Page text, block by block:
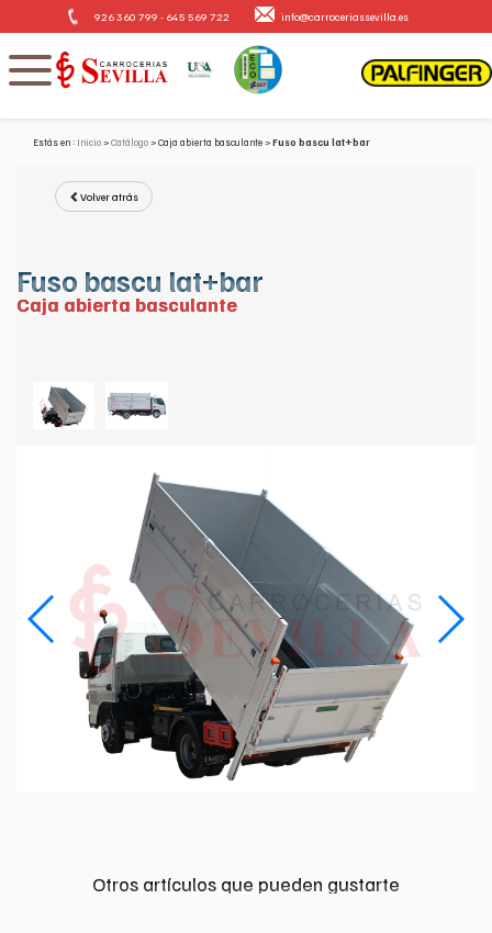
926 360 799 - 645 569 722 info@carroceriassevilla.es
Estás en : Inicio Catálogo Caja abierta basculante Fuso bascu lat+bar
Volver atrás
Fuso bascu lat+bar
Caja abierta basculante
Otros artículos que pueden gustarte